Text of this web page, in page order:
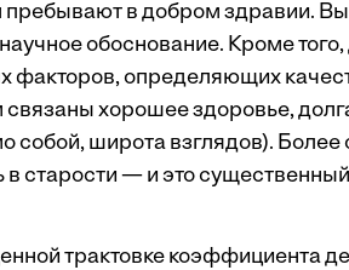
пребывают в добром здравии.
обоснование. Кроме того,
факторов, определяющих
хорошее здоровье,
собой, широта взглядов). Более
старости — и это
трактовке коэффициента